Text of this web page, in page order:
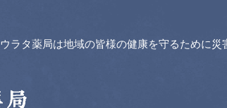
ウラタ薬局は地域の皆様の健康を守るために